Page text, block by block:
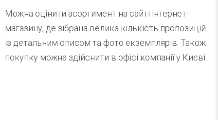
Можна оцінити асортимент на сайті інтернет-
магазину, де зібрана велика кількість пропозицій
із детальним описом та фото екземплярів. Також
покупку можна здійснити в офісі компанії у Києві.